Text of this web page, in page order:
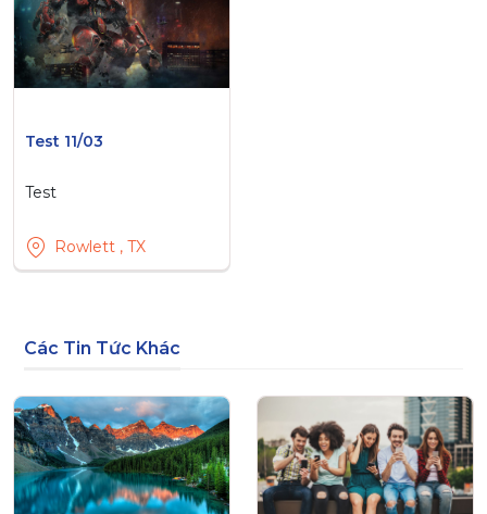
Test 11/03
Test
Rowlett , TX
Các Tin Tức Khác